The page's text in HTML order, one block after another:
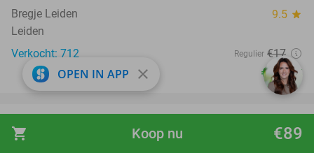
shopping_cart €89
Koop nu
Bregje Leiden 9.5 star
Leiden
Verkocht: 712
Regulier €17
€14,95
36%
favorite_border
3-gangen keuzelunch of -diner of kindermenu
OPEN IN APP close